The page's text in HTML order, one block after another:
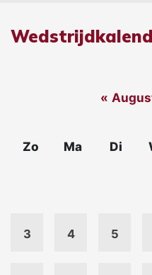
«
3 4 5